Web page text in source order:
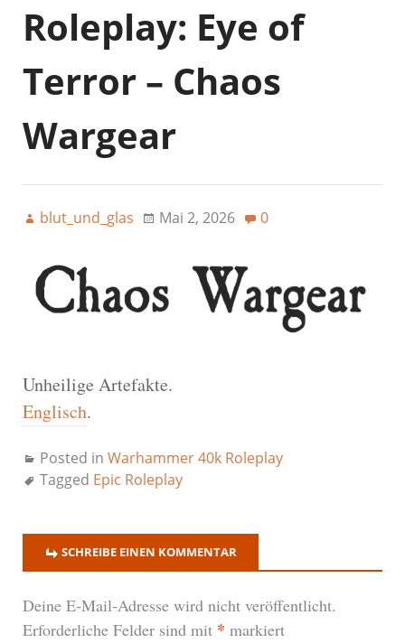
Roleplay: Eye of
Terror – Chaos
Wargear
blut_und_glas Mai 2, 2026 0
Unheilige Artefakte.
Englisch.
Posted in Warhammer 40k Roleplay
Tagged Epic Roleplay
SCHREIBE EINEN KOMMENTAR
Deine E-Mail-Adresse wird nicht veröffentlicht.
Erforderliche Felder sind mit * markiert